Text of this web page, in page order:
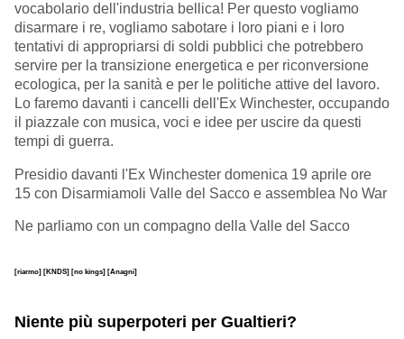
vocabolario dell'industria bellica! Per questo vogliamo
disarmare i re, vogliamo sabotare i loro piani e i loro
tentativi di appropriarsi di soldi pubblici che potrebbero
servire per la transizione energetica e per riconversione
ecologica, per la sanità e per le politiche attive del lavoro.
Lo faremo davanti i cancelli dell'Ex Winchester, occupando
il piazzale con musica, voci e idee per uscire da questi
tempi di guerra.
Presidio davanti l'Ex Winchester domenica 19 aprile ore
15 con Disarmiamoli Valle del Sacco e assemblea No War
Ne parliamo con un compagno della Valle del Sacco
[riarmo] [KNDS] [no kings] [Anagni]
Niente più superpoteri per Gualtieri?